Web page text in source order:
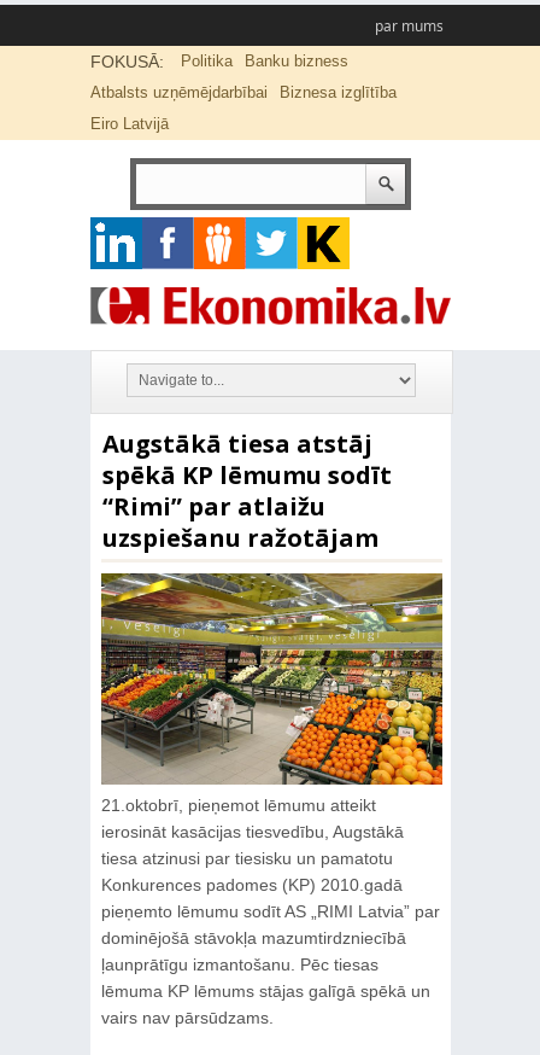
par mums
FOKUSĀ: Politika
Banku bizness
Atbalsts uzņēmējdarbībai
Biznesa izglītība
Eiro Latvijā
Augstākā tiesa atstāj
spēkā KP lēmumu sodīt
“Rimi” par atlaižu
uzspiešanu ražotājam
21.oktobrī, pieņemot lēmumu atteikt
ierosināt kasācijas tiesvedību, Augstākā
tiesa atzinusi par tiesisku un pamatotu
Konkurences padomes (KP) 2010.gadā
pieņemto lēmumu sodīt AS „RIMI Latvia” par
dominējošā stāvokļa mazumtirdzniecībā
ļaunprātīgu izmantošanu. Pēc tiesas
lēmuma KP lēmums stājas galīgā spēkā un
vairs nav pārsūdzams.